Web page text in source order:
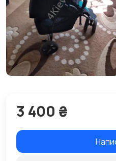
3 400 ₴